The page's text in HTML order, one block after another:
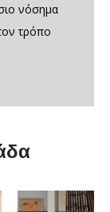
νόσημα
τρόπο